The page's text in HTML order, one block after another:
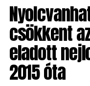
csökkent
eladott
2015 óta